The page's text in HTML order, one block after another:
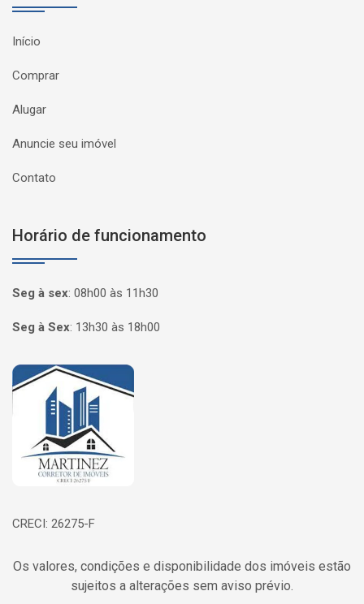
Início
Comprar
Alugar
Anuncie seu imóvel
Contato
Horário de funcionamento
Seg à sex: 08h00 às 11h30
Seg à Sex: 13h30 às 18h00
Página inicial
CRECI: 26275-F
Os valores, condições e disponibilidade dos imóveis estão
sujeitos a alterações sem aviso prévio.